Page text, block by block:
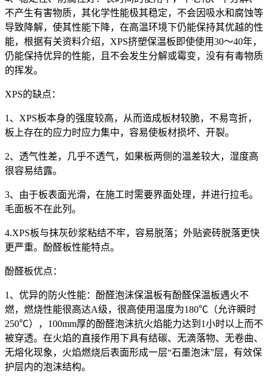
不产生有害物质，其化学性能极其稳定，不会因吸水和腐蚀等
导致降解，使其性能下降，在高温环境下仍能保持其优越的性
能，根据有关资料介绍，XPS挤塑保温板即使使用30～40年，
仍能保持优异的性能，且不会发生分解或霉变，没有有毒物质
的挥发。
XPS的缺点：
1、XPS板本身的强度较高，从而造成板材较脆，不易弯折，
板上存在的应力时应力集中，容易使板材损坏、开裂。
2、透气性差，几乎不透气，如果板两侧的温差较大，湿度高
很容易结露。
3、由于板表面光滑，在施工时需要界面处理，并进行拉毛。
毛面板不在此列。
4.XPS板与抹灰砂浆粘结不牢，容易脱落；外贴瓷砖脱落更快
更严重。酚醛板性能特点。
酚醛板优点：
1、优异的防火性能：酚醛泡沫保温板有酚醛保温板遇火不
燃，燃烧性能很高达A级，很高使用温度为180℃（允许瞬时
250℃），100mm厚的酚醛泡沫抗火焰能力达到1小时以上而不
被穿透。在火焰的直接作用下具有结碳、无滴落物、无卷曲、
无熔化现象，火焰燃烧后表面形成一层“石墨泡沫”层，有效保
护层内的泡沫结构。